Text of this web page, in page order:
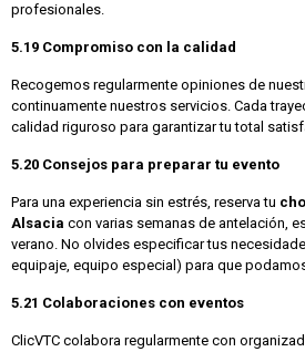
profesionales.
5.19 Compromiso con la calidad
Recogemos regularmente opiniones de
continuamente nuestros servicios. Cada
calidad riguroso para garantizar tu total
5.20 Consejos para preparar tu evento
Para una experiencia sin estrés, reserva tu
Alsacia con varias semanas de antelación,
verano. No olvides especificar tus
equipaje, equipo especial) para que
5.21 Colaboraciones con eventos
ClicVTC colabora regularmente con